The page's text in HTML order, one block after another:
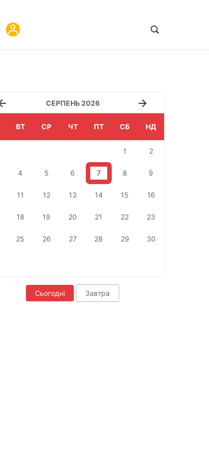
СЕРПЕНЬ 2026
ВТ СР ЧТ ПТ СБ НД
1 2
4 5 6 7 8 9
11 12 13 14 15 16
18 19 20 21 22 23
25 26 27 28 29 30
Сьогодні Завтра